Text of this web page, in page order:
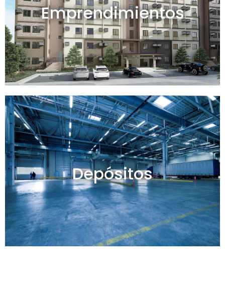
Emprendimientos
Ver todos
Depósitos
Depósitos en venta y alquiler
Ver todos